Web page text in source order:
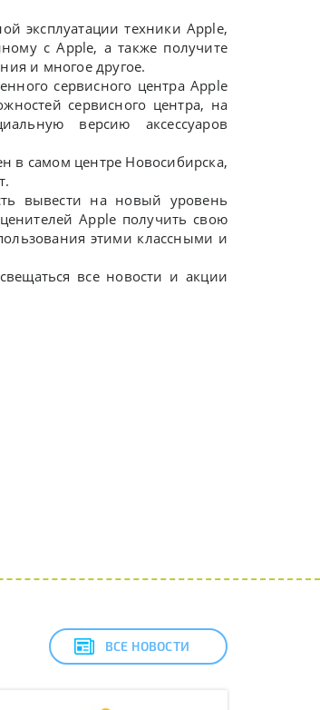
эксплуатации техники Apple,
с Apple, а также получите
и многое другое.
сервисного центра Apple
сервисного центра, на
версию аксессуаров
в самом центре Новосибирска,
вывести на новый уровень
Apple получить свою
этими классными и
все новости и акции
ВСЕ НОВОСТИ